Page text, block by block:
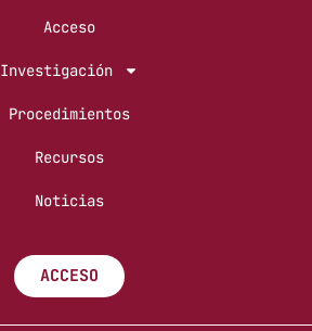
Acceso
Investigación
Procedimientos
Recursos
Noticias
ACCESO